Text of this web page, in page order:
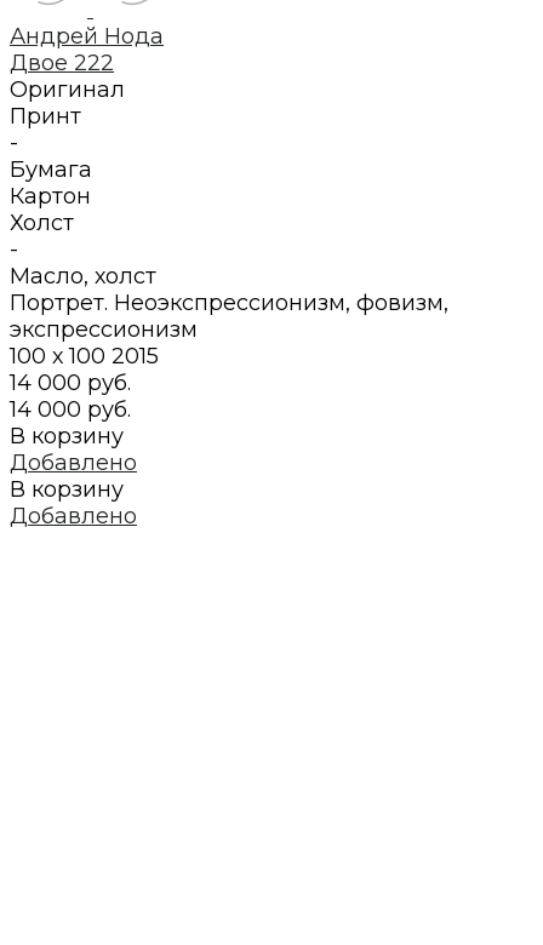
Андрей Нода
Двое 222
Оригинал
Принт
-
Бумага
Картон
Холст
-
Масло, холст
Портрет. Неоэкспрессионизм, фовизм,
экспрессионизм
100 х 100 2015
14 000 руб.
14 000 руб.
В корзину
Добавлено
В корзину
Добавлено